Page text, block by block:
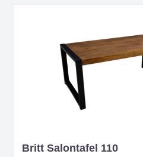
Britt Salontafel 110